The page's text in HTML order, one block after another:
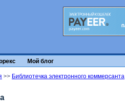
Мой блог
>> Библиотечка электронного коммерсанта